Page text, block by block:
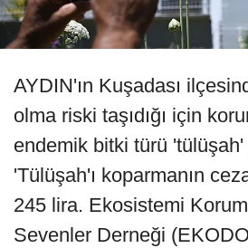
AYDIN'ın Kuşadası
olma riski taşıdığı için
endemik bitki türü 'tülüşah'
'Tülüşah'ı koparmanın
245 lira. Ekosistemi
Sevenler Derneği